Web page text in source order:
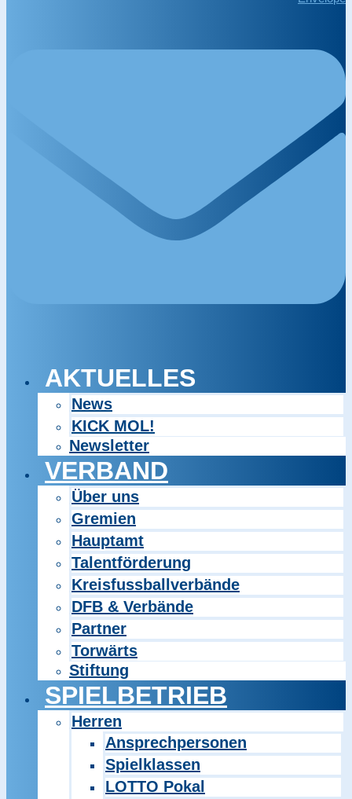
AKTUELLES
News
KICK MOL!
Newsletter
VERBAND
Über uns
Gremien
Hauptamt
Talentförderung
Kreisfussballverbände
DFB & Verbände
Partner
Torwärts
Stiftung
SPIELBETRIEB
Herren
Ansprechpersonen
Spielklassen
LOTTO Pokal